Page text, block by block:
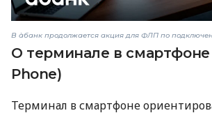
В àбанк продолжается акция для ФЛП по
О терминале в
Phone)
Терминал в смартфоне